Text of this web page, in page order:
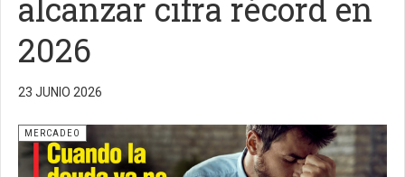
alcanzar cifra récord en
2026
23 JUNIO 2026
MERCADEO